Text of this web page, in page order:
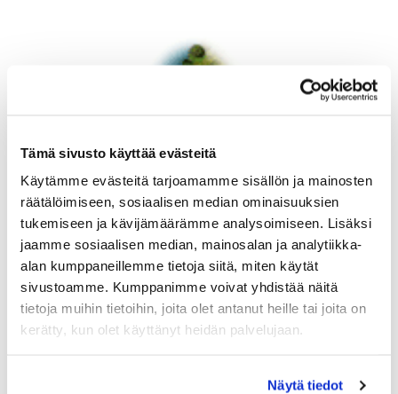
Tämä sivusto käyttää evästeitä
Käytämme evästeitä tarjoamamme sisällön ja mainosten
räätälöimiseen, sosiaalisen median ominaisuuksien
tukemiseen ja kävijämäärämme analysoimiseen. Lisäksi
jaamme sosiaalisen median, mainosalan ja analytiikka-
alan kumppaneillemme tietoja siitä, miten käytät
sivustoamme. Kumppanimme voivat yhdistää näitä
tietoja muihin tietoihin, joita olet antanut heille tai joita on
kerätty, kun olet käyttänyt heidän palvelujaan.
Näytä tiedot